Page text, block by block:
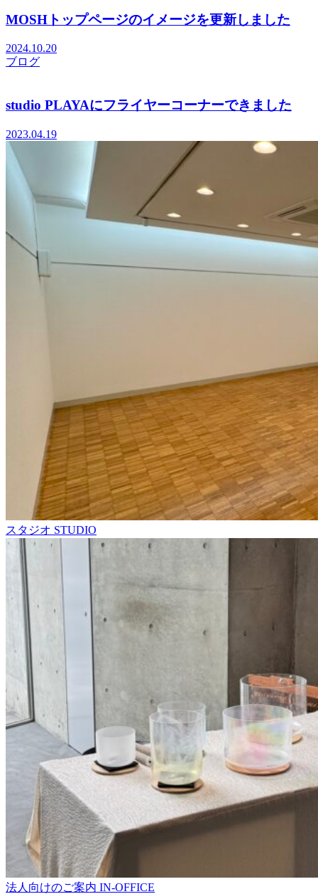
MOSHトップページのイメージを更新しました
2024.10.20
ブログ
studio PLAYAにフライヤーコーナーできました
2023.04.19
スタジオ STUDIO
法人向けのご案内 IN-OFFICE